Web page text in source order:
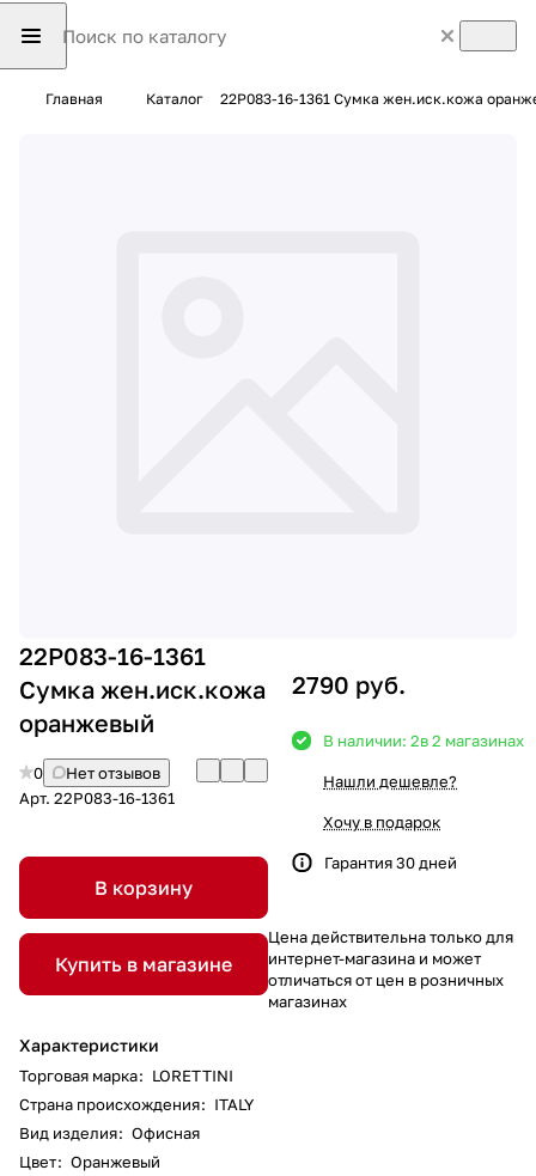
Главная Каталог 22P083-16-1361 Сумка жен.иск.кожа
22P083-16-1361
Сумка жен.иск.кожа
оранжевый
0
Нет отзывов
Арт. 22P083-16-1361
В корзину
Купить в магазине
Характеристики
Торговая марка: LORETTINI
Страна происхождения: ITALY
Вид изделия: Офисная
Цвет: Оранжевый
2790 руб.
В наличии: 2в 2 магазинах
Нашли дешевле?
Хочу в подарок
Гарантия 30 дней
Цена действительна только для
интернет-магазина и может
отличаться от цен в розничных
магазинах